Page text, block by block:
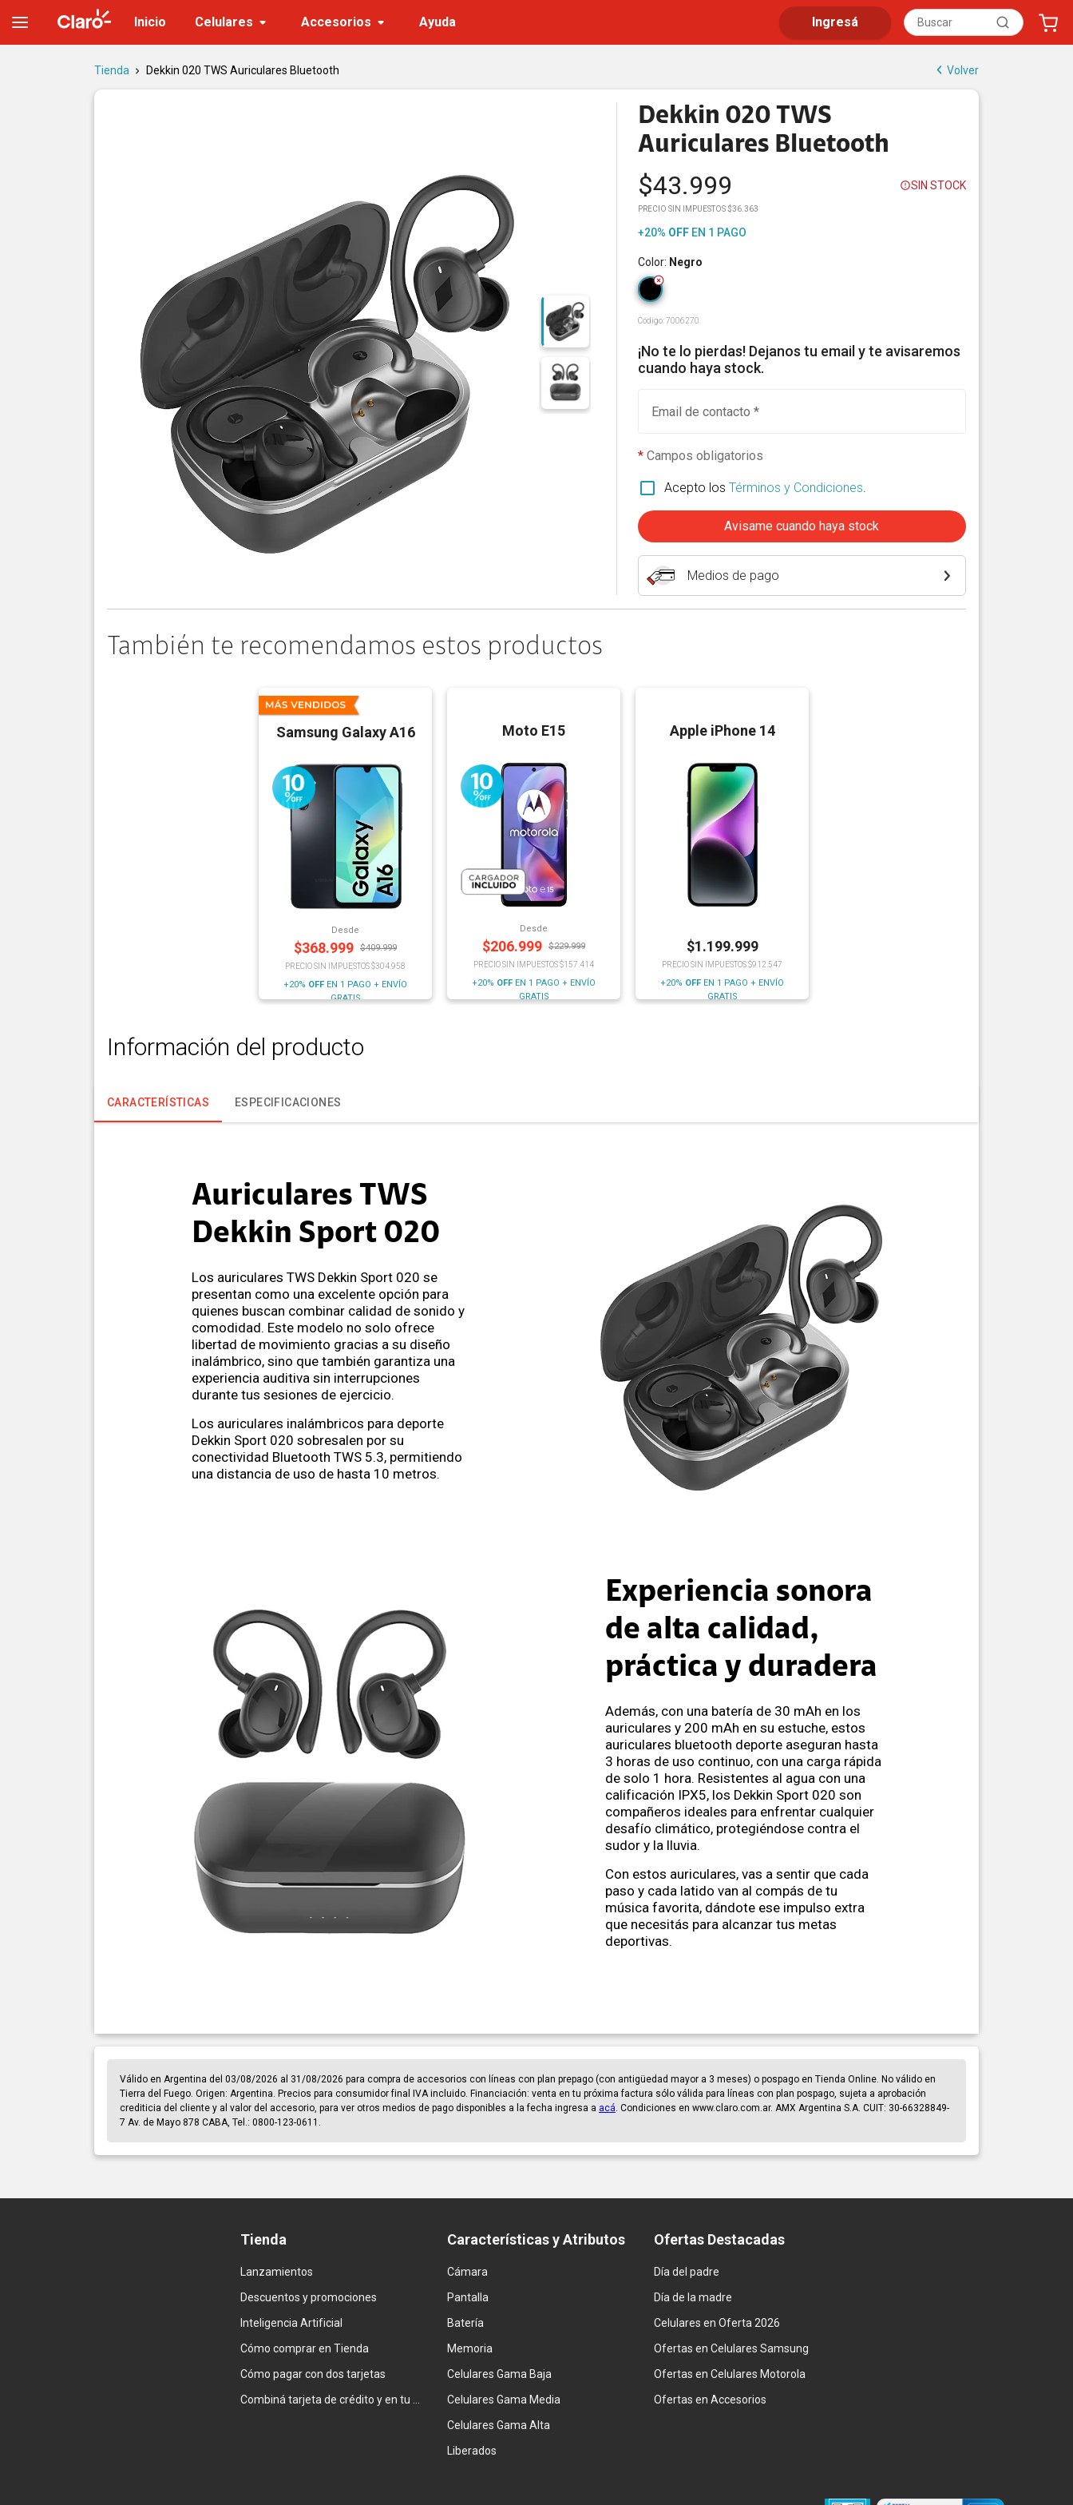
Inicio Celulares Accesorios Ayuda Ingresá
Tienda Dekkin 020 TWS Auriculares Bluetooth Volver
Dekkin 020 TWS
Auriculares Bluetooth
$43.999 SIN STOCK
PRECIO SIN IMPUESTOS $36.363
+20% OFFEN 1 PAGO
Color: Negro
Código:7006270
¡No te lo pierdas! Dejanos tu email y te avisaremos
cuando haya stock.
Email de contacto *
* Campos obligatorios
Acepto los Términos y Condiciones.
Avisame cuando haya stock
Medios de pago
También te recomendamos estos productos
Samsung Galaxy A16
Desde
$368.999 $409.999
PRECIO SIN IMPUESTOS $304.958
+20% OFF EN 1 PAGO + ENVÍO
GRATIS
Moto E15
Desde
$206.999 $229.999
PRECIO SIN IMPUESTOS $157.414
+20% OFF EN 1 PAGO + ENVÍO
GRATIS
Apple iPhone 14
$1.199.999
PRECIO SIN IMPUESTOS $912.547
+20% OFF EN 1 PAGO + ENVÍO
GRATIS
Información del producto
CARACTERÍSTICAS ESPECIFICACIONES
Auriculares TWS
Dekkin Sport 020
Los auriculares TWS Dekkin Sport 020 se
presentan como una excelente opción para
quienes buscan combinar calidad de sonido y
comodidad. Este modelo no solo ofrece
libertad de movimiento gracias a su diseño
inalámbrico, sino que también garantiza una
experiencia auditiva sin interrupciones
durante tus sesiones de ejercicio.
Los auriculares inalámbricos para deporte
Dekkin Sport 020 sobresalen por su
conectividad Bluetooth TWS 5.3, permitiendo
una distancia de uso de hasta 10 metros.
Experiencia sonora
de alta calidad,
práctica y duradera
Además, con una batería de 30 mAh en los
auriculares y 200 mAh en su estuche, estos
auriculares bluetooth deporte aseguran hasta
3 horas de uso continuo, con una carga rápida
de solo 1 hora. Resistentes al agua con una
calificación IPX5, los Dekkin Sport 020 son
compañeros ideales para enfrentar cualquier
desafío climático, protegiéndose contra el
sudor y la lluvia.
Con estos auriculares, vas a sentir que cada
paso y cada latido van al compás de tu
música favorita, dándote ese impulso extra
que necesitás para alcanzar tus metas
deportivas.
Válido en Argentina del 03/08/2026 al 31/08/2026 para compra de accesorios con líneas con plan prepago (con antigüedad mayor a 3 meses) o pospago en Tienda Online. No válido en
Tierra del Fuego. Origen: Argentina. Precios para consumidor final IVA incluido. Financiación: venta en tu próxima factura sólo válida para líneas con plan pospago, sujeta a aprobación
crediticia del cliente y al valor del accesorio, para ver otros medios de pago disponibles a la fecha ingresa a acá . Condiciones en www.claro.com.ar. AMX Argentina S.A. CUIT: 30-66328849-
7 Av. de Mayo 878 CABA, Tel.: 0800-123-0611.
Tienda
Lanzamientos
Descuentos y promociones
Inteligencia Artificial
Cómo comprar en Tienda
Cómo pagar con dos tarjetas
Características y Atributos
Cámara
Pantalla
Batería
Memoria
Celulares Gama Baja
Celulares Gama Media
Celulares Gama Alta
Liberados
Ofertas Destacadas
Día del padre
Día de la madre
Celulares en Oferta 2026
Ofertas en Celulares Samsung
Ofertas en Celulares Motorola
Ofertas en Accesorios
Dekkin 020 TWS Auriculares Bluetooth | Tienda Claro